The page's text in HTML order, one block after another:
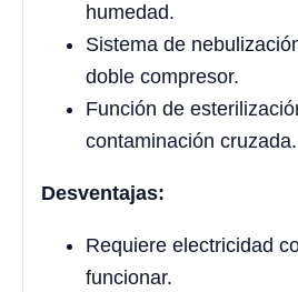
humedad.
Sistema de
doble compresor.
Función de
contaminación cruzada.
Desventajas:
Requiere electricidad
funcionar.